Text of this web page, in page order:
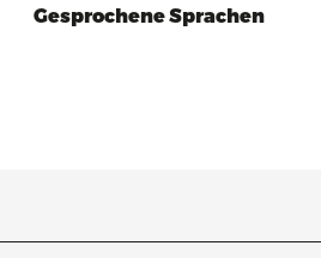
Gesprochene Sprachen
Gesprochene Sprachen